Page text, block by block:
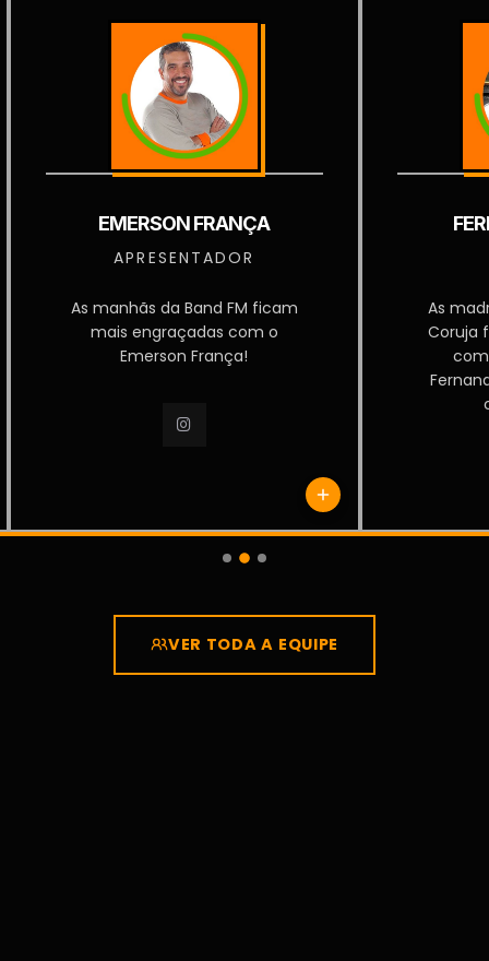
EMERSON FRANÇA
APRESENTADOR
As manhãs da Band FM ficam
mais engraçadas com o
Emerson França!
As
Coruja
VER TODA A EQUIPE